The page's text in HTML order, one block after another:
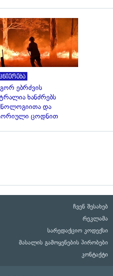
ებრძვის
ხანძრებს
და
ცოდნით
ჩვენ შესახებ
რეკლამა
სარედაქციო კოდექსი
მასალის გამოყენების პირობები
კონტაქტი